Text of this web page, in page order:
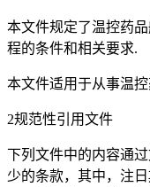
本文件规定了温控药
程的条件和相关要求.
本文件适用于从事温
2规范性引用文件
下列文件中的内容通
少的条款，其中，注